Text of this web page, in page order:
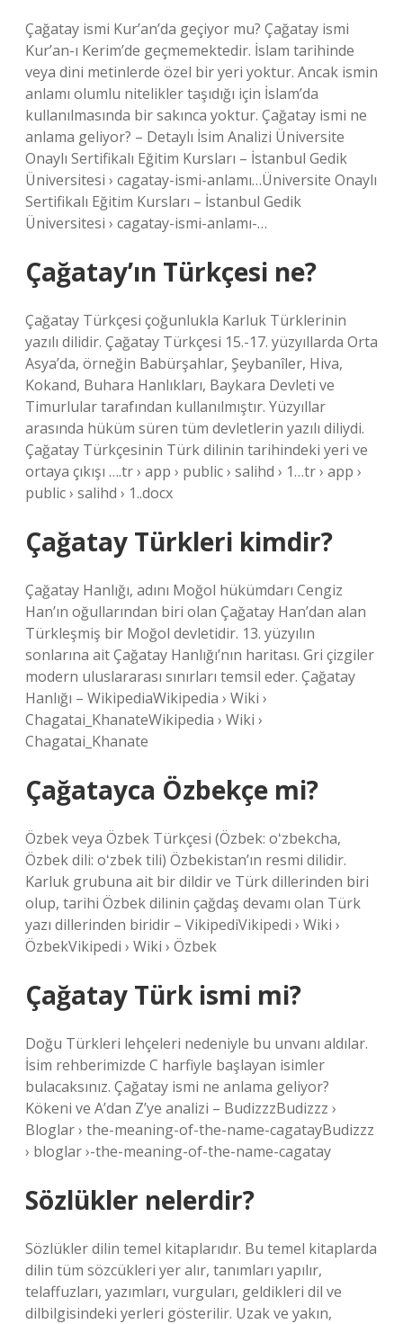
Çağatay ismi Kur’an’da geçiyor mu? Çağatay ismi
Kur’an-ı Kerim’de geçmemektedir. İslam tarihinde
veya dini metinlerde özel bir yeri yoktur. Ancak ismin
anlamı olumlu nitelikler taşıdığı için İslam’da
kullanılmasında bir sakınca yoktur. Çağatay ismi ne
anlama geliyor? – Detaylı İsim Analizi Üniversite
Onaylı Sertifikalı Eğitim Kursları – İstanbul Gedik
Üniversitesi › cagatay-ismi-anlamı…Üniversite Onaylı
Sertifikalı Eğitim Kursları – İstanbul Gedik
Üniversitesi › cagatay-ismi-anlamı-…
Çağatay’ın Türkçesi ne?
Çağatay Türkçesi çoğunlukla Karluk Türklerinin
yazılı dilidir. Çağatay Türkçesi 15.-17. yüzyıllarda Orta
Asya’da, örneğin Babürşahlar, Şeybanîler, Hiva,
Kokand, Buhara Hanlıkları, Baykara Devleti ve
Timurlular tarafından kullanılmıştır. Yüzyıllar
arasında hüküm süren tüm devletlerin yazılı diliydi.
Çağatay Türkçesinin Türk dilinin tarihindeki yeri ve
ortaya çıkışı ….tr › app › public › salihd › 1…tr › app ›
public › salihd › 1..docx
Çağatay Türkleri kimdir?
Çağatay Hanlığı, adını Moğol hükümdarı Cengiz
Han’ın oğullarından biri olan Çağatay Han’dan alan
Türkleşmiş bir Moğol devletidir. 13. yüzyılın
sonlarına ait Çağatay Hanlığı’nın haritası. Gri çizgiler
modern uluslararası sınırları temsil eder. Çağatay
Hanlığı – WikipediaWikipedia › Wiki ›
Chagatai_KhanateWikipedia › Wiki ›
Chagatai_Khanate
Çağatayca Özbekçe mi?
Özbek veya Özbek Türkçesi (Özbek: oʻzbekcha,
Özbek dili: oʻzbek tili) Özbekistan’ın resmi dilidir.
Karluk grubuna ait bir dildir ve Türk dillerinden biri
olup, tarihi Özbek dilinin çağdaş devamı olan Türk
yazı dillerinden biridir – VikipediVikipedi › Wiki ›
ÖzbekVikipedi › Wiki › Özbek
Çağatay Türk ismi mi?
Doğu Türkleri lehçeleri nedeniyle bu unvanı aldılar.
İsim rehberimizde C harfiyle başlayan isimler
bulacaksınız. Çağatay ismi ne anlama geliyor?
Kökeni ve A’dan Z’ye analizi – BudizzzBudizzz ›
Bloglar › the-meaning-of-the-name-cagatayBudizzz
› bloglar ›-the-meaning-of-the-name-cagatay
Sözlükler nelerdir?
Sözlükler dilin temel kitaplarıdır. Bu temel kitaplarda
dilin tüm sözcükleri yer alır, tanımları yapılır,
telaffuzları, yazımları, vurguları, geldikleri dil ve
dilbilgisindeki yerleri gösterilir. Uzak ve yakın,